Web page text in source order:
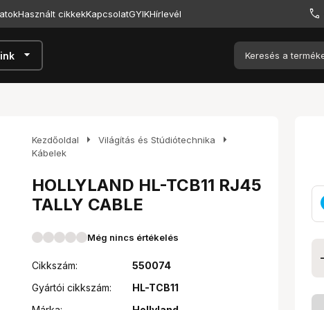
Használt cikkekKapcsolatGYIKHírlevél
arrow_drop_down
Kezdőoldal arrow_right Világítás és Stúdiótechnika arrow_right
Kábelek
HOLLYLAND HL-TCB11 RJ45
TALLY CABLE
Még nincs értékelés
Cikkszám:
550074
Gyártói cikkszám:
HL-TCB11